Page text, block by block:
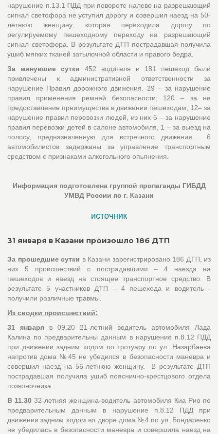
нарушение п.13.1 ПДД при повороте налево на разрешающий
сигнал светофора не уступил дорогу и совершил наезд на 50-
летнюю женщину, которая переходила дорогу по
регулируемому пешеходному переходу на разрешающий
сигнал светофора. В результате ДТП пострадавшая получила
ушиб мягких тканей затылочной области и правого бедра.
За минувшие сутки 452 водителя и 181 пешеход были
привлечены к административной ответственности за
нарушение Правил дорожного движения. 29 – за нарушение
правил применения ремней безопасности; 120 – за не
предоставление преимущества в движении пешеходам; 12– за
нарушение правил перевозки людей, из них 5 – за нарушение
правил перевозки детей в салоне автомобиля, 1 – за выезд на
полосу, предназначенную для встречного движения. 6
автомобилистов задержаны за управление транспортным
средством с признаками алкогольного опьянения.
Информация подготовлена группой пропаганды ГИБДД
УМВД России по г. Казани
источник
31 января в Казани произошло 186 ДТП
За прошедшие сутки в Казани зарегистрировано 186 ДТП, из
них 5 происшествий с пострадавшими – 4 наезда на
пешеходов и наезд на стоящее транспортное средство. В
результате 5 участников ДТП – 4 пешехода и водитель -
получили различные травмы.
Из сводки происшествий:
31 января в 09.20 21-летний водитель автомобиля Лада
Калина по предварительны данным в нарушение п.8.12 ПДД
при движении задним ходом по тротуару по ул. Назарбаева
напротив дома №45 не убедился в безопасности маневра и
совершил наезд на 56-летнюю женщину. В результате ДТП
пострадавшая получила ушиб пояснично-крестцового отдела
позвоночника.
В 11.30 32-летняя женщина-водитель автомобиля Киа Рио по
предварительным данным в нарушение п.8.12 ПДД при
движении задним ходом во дворе дома №4 по ул. Бондаренко
не убедилась в безопасности маневра и совершила наезд на